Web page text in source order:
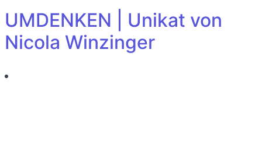
UMDENKEN | Unikat von
Nicola Winzinger